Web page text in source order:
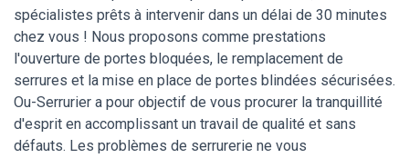
spécialistes prêts à intervenir dans un délai de 30 minutes
chez vous ! Nous proposons comme prestations
l'ouverture de portes bloquées, le remplacement de
serrures et la mise en place de portes blindées sécurisées.
Ou-Serrurier a pour objectif de vous procurer la tranquillité
d'esprit en accomplissant un travail de qualité et sans
défauts. Les problèmes de serrurerie ne vous